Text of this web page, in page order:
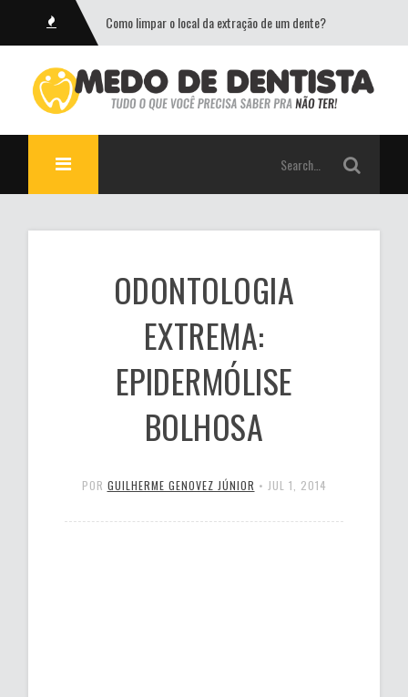
Como limpar o local da extração de um dente?
ODONTOLOGIA
EXTREMA:
EPIDERMÓLISE
BOLHOSA
POR GUILHERME GENOVEZ JÚNIOR • JUL 1, 2014